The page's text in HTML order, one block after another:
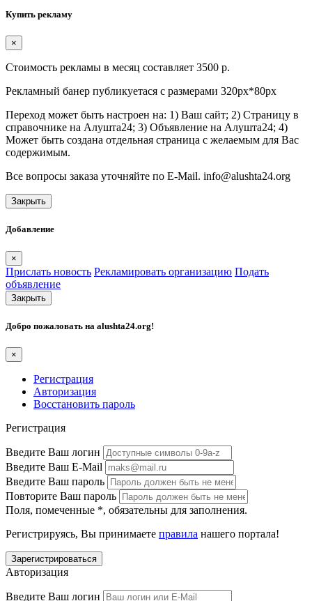
Купить рекламу
×
Стоимость рекламы в месяц составляет 3500 р.
Рекламный банер публикуетася с размерами 320px*80px
Переход может быть настроен на: 1) Ваш сайт; 2) Страницу в
справочнике на Алушта24; 3) Объявление на Алушта24; 4)
Может быть создана отдельная страница с желаемым для Вас
содержимым.
Все вопросы заказа уточняйте по E-Mail. info@alushta24.org
Закрыть
Добавление
×
Прислать новость Рекламировать организацию Подать
объявление
Закрыть
Добро пожаловать на alushta24.org!
×
Регистрация
Авторизация
Восстановить пароль
Регистрация
Введите Ваш логин
Введите Ваш E-Mail
Введите Ваш пароль
Повторите Ваш пароль
Поля, помеченные *, обязательны для заполнения.
Регистрируясь, Вы принимаете правила нашего портала!
Авторизация
Введите Ваш логин